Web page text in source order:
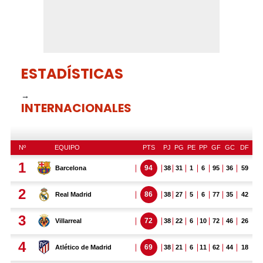
ESTADÍSTICAS
→
INTERNACIONALES